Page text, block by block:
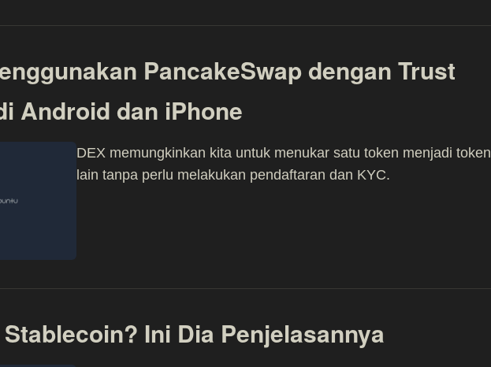
PancakeSwap dengan Trust
Android dan iPhone
DEX memungkinkan kita untuk menukar satu token menjadi token
lain tanpa perlu melakukan pendaftaran dan KYC.
Ini Dia Penjelasannya